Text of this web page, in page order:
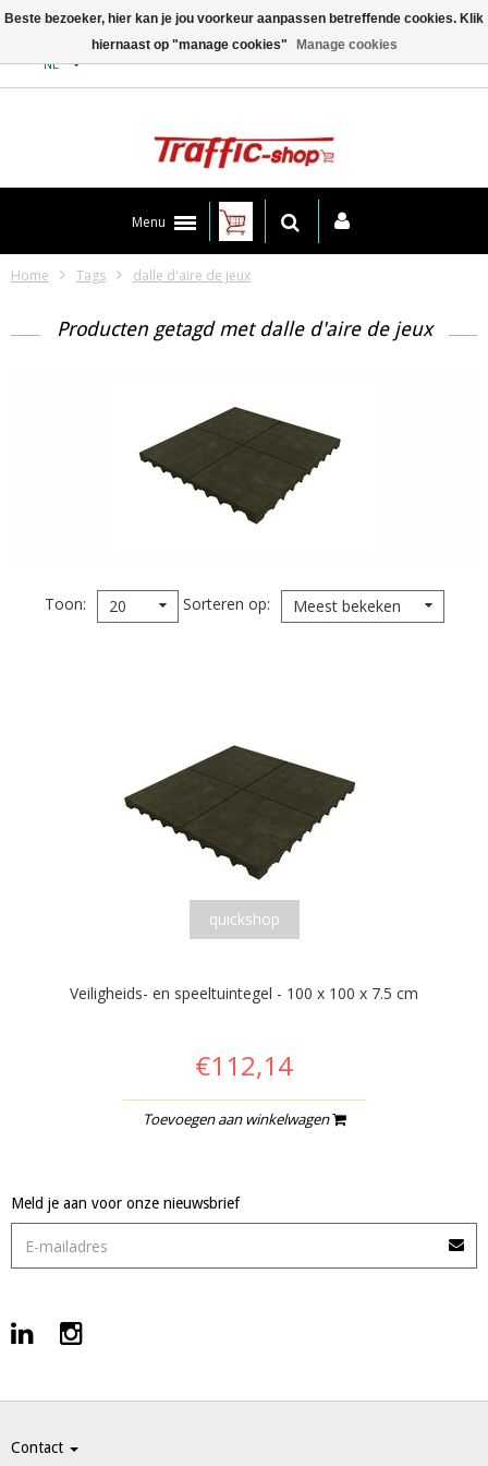
NL
Menu
Home Tags dalle d'aire de jeux
Producten getagd met dalle d'aire de jeux
Toon 20 Sorteren op Meest bekeken
quickshop
Veiligheids- en speeltuintegel - 100 x 100 x 7.5 cm
€112,14
Toevoegen aan winkelwagen
Meld je aan voor onze nieuwsbrief
Contact
Beste bezoeker, hier kan je jou voorkeur aanpassen betreffende cookies. Klik
hiernaast op "manage cookies"
Manage cookies